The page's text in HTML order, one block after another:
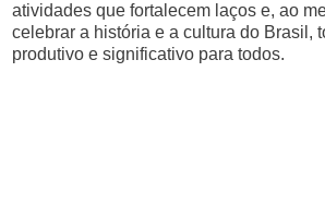
atividades que fortalecem laços e, ao
celebrar a história e a cultura do Brasil,
produtivo e significativo para todos.